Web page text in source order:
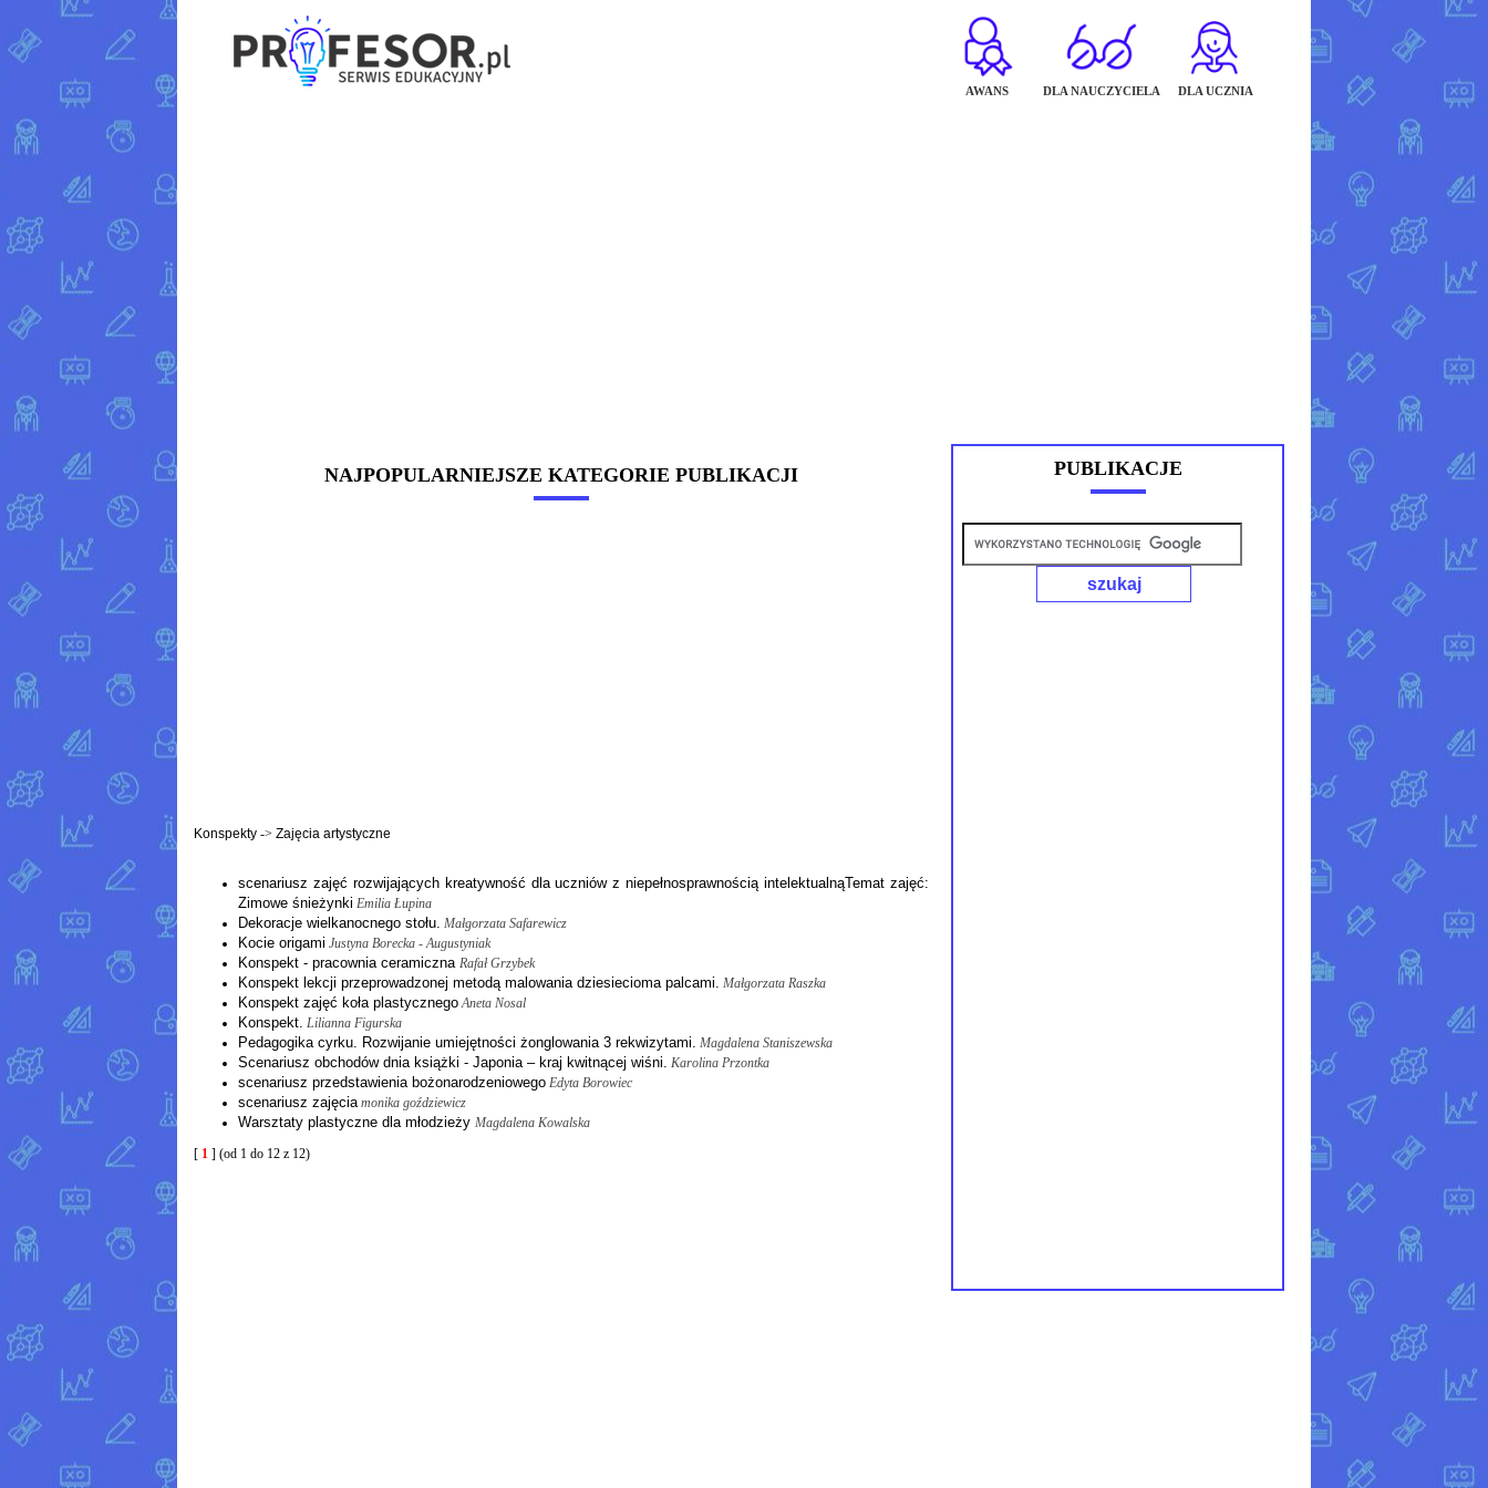
AWANS DLA NAUCZYCIELA DLA UCZNIA
NAJPOPULARNIEJSZE KATEGORIE PUBLIKACJI
Konspekty -> Zajęcia artystyczne
scenariusz zajęć rozwijających kreatywność dla uczniów z niepełnosprawnością intelektualnąTemat zajęć:
Zimowe śnieżynki Emilia Łupina
Dekoracje wielkanocnego stołu. Małgorzata Safarewicz
Kocie origami Justyna Borecka - Augustyniak
Konspekt - pracownia ceramiczna Rafał Grzybek
Konspekt lekcji przeprowadzonej metodą malowania dziesiecioma palcami. Małgorzata Raszka
Konspekt zajęć koła plastycznego Aneta Nosal
Konspekt. Lilianna Figurska
Pedagogika cyrku. Rozwijanie umiejętności żonglowania 3 rekwizytami. Magdalena Staniszewska
Scenariusz obchodów dnia książki - Japonia – kraj kwitnącej wiśni. Karolina Przontka
scenariusz przedstawienia bożonarodzeniowego Edyta Borowiec
scenariusz zajęcia monika goździewicz
Warsztaty plastyczne dla młodzieży Magdalena Kowalska
[ 1 ] (od 1 do 12 z 12)
PUBLIKACJE